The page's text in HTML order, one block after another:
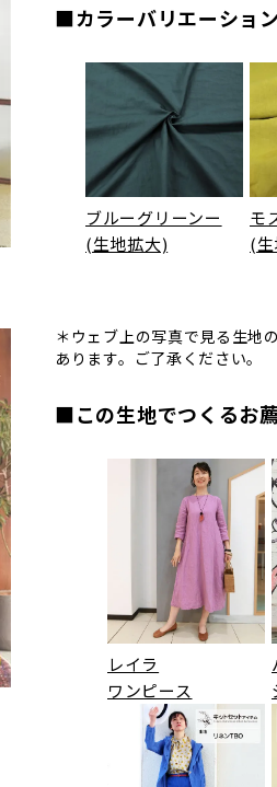
■カラーバリエーション
ブルーグリーンー
(生地拡大)
モ
(
＊ウェブ上の写真で見る生地
あります。ご了承ください。
■この生地でつくるお
レイラ
ワンピース